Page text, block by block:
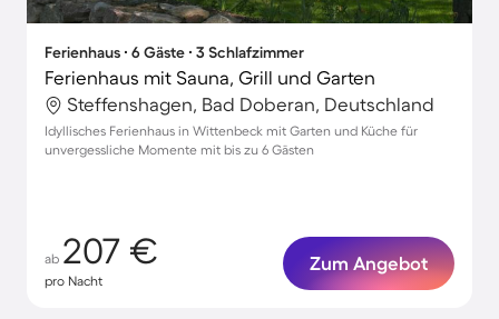
Ferienhaus ∙ 6 Gäste ∙ 3 Schlafzimmer
Ferienhaus mit Sauna, Grill und Garten
Steffenshagen, Bad Doberan, Deutschland
Idyllisches Ferienhaus in Wittenbeck mit Garten und Küche für
unvergessliche Momente mit bis zu 6 Gästen
ab 207 €
pro Nacht
Zum Angebot